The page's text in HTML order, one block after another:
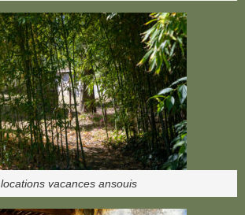
locations vacances ansouis